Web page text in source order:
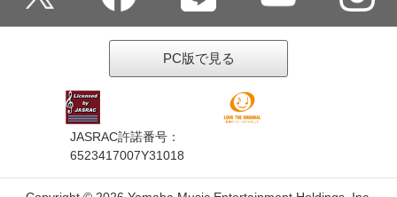
PC版で見る
JASRAC許諾番号：
6523417007Y31018